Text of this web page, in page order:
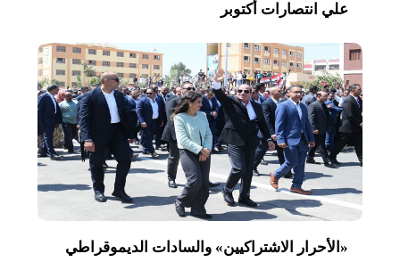
علي انتصارات أكتوبر
«الأحرار الاشتراكيين» والسادات الديموقراطي